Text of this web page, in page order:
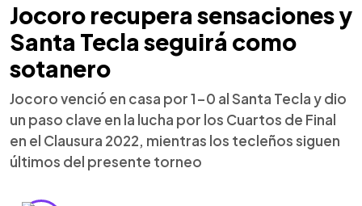
Jocoro recupera sensaciones y
Santa Tecla seguirá como
sotanero
Jocoro venció en casa por 1-0 al Santa Tecla y dio
un paso clave en la lucha por los Cuartos de Final
en el Clausura 2022, mientras los tecleños siguen
últimos del presente torneo